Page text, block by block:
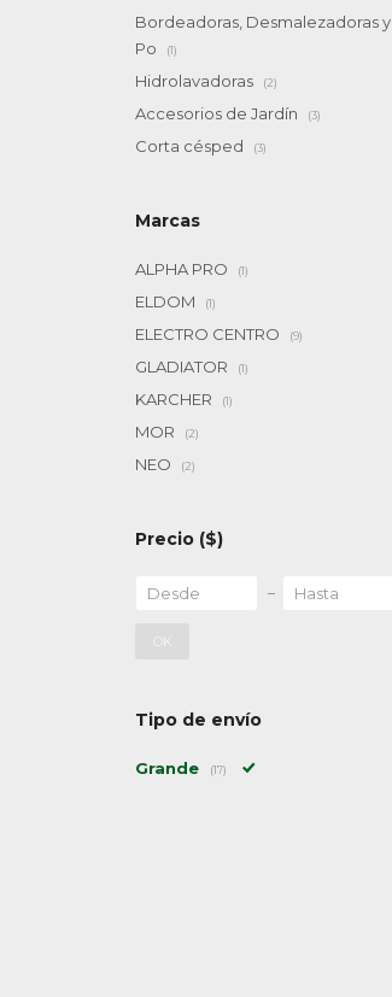
Bordeadoras, Desmalezadoras y
Po
(1)
Hidrolavadoras (2)
Accesorios de Jardín (3)
Corta césped (3)
Marcas
ALPHA PRO (1)
ELDOM (1)
ELECTRO CENTRO (9)
GLADIATOR (1)
KARCHER (1)
MOR (2)
NEO (2)
Precio ($)
OK
Tipo de envío
Grande (17)